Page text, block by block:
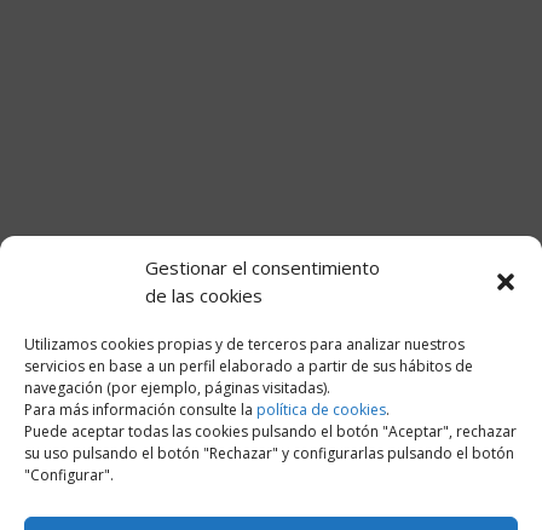
Gestionar el consentimiento
de las cookies
Utilizamos cookies propias y de terceros para analizar nuestros
servicios en base a un perfil elaborado a partir de sus hábitos de
navegación (por ejemplo, páginas visitadas).
Para más información consulte la política de cookies.
Puede aceptar todas las cookies pulsando el botón "Aceptar", rechazar
su uso pulsando el botón "Rechazar" y configurarlas pulsando el botón
"Configurar".